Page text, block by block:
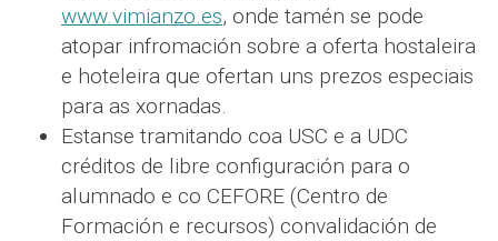
www.vimianzo.es, onde tamén se pode
atopar infromación sobre a oferta hostaleira
e hoteleira que ofertan uns prezos especiais
para as xornadas.
Estanse tramitando coa USC e a UDC
créditos de libre configuración para o
alumnado e co CEFORE (Centro de
Formación e recursos) convalidación de